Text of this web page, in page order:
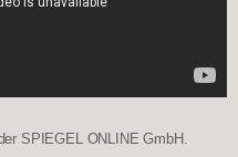
SPIEGEL ONLINE GmbH.